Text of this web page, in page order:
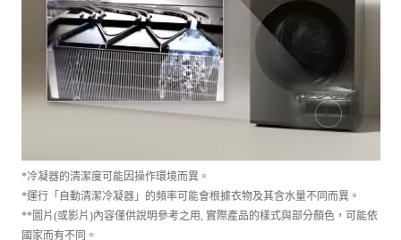
*冷凝器的清潔度可能因操作環境而異。
*運行「自動清潔冷凝器」的頻率可能會根據衣物及其含水量不同而異。
**圖片(或影片)內容僅供說明參考之用, 實際產品的樣式與部分顏色，可能依